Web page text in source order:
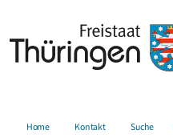
Home Kontakt Suche